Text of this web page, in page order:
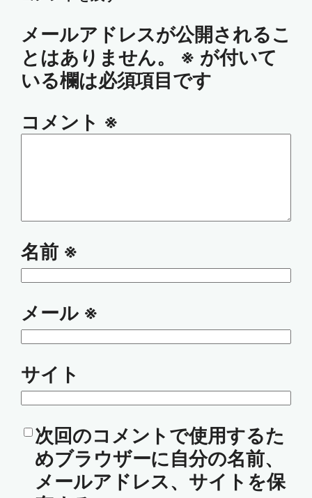
メールアドレスが公開されるこ
とはありません。
※ が付いて
いる欄は必須項目です
コメント ※
名前 ※
メール ※
サイト
次回のコメントで使用するた
めブラウザーに自分の名前、
メールアドレス、サイトを保